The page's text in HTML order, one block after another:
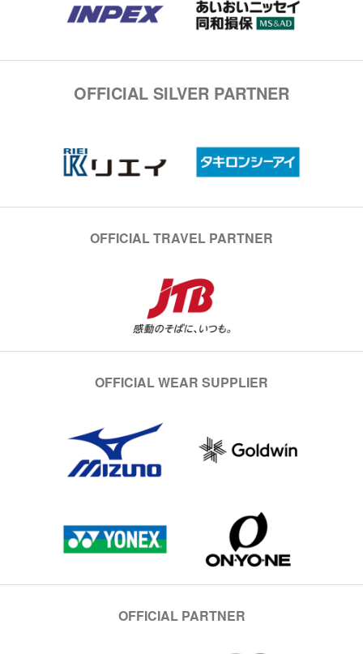
OFFICIAL SILVER PARTNER
OFFICIAL TRAVEL PARTNER
OFFICIAL WEAR SUPPLIER
OFFICIAL PARTNER